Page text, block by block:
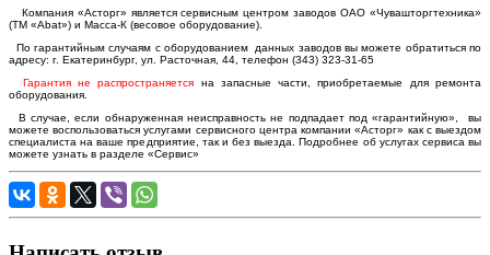
Компания «Асторг» является сервисным центром заводов ОАО «Чувашторгтехника»
(ТМ «Abat») и Масса-К (весовое оборудование).
По гарантийным случаям с оборудованием данных заводов вы можете обратиться по
адресу: г. Екатеринбург, ул. Расточная, 44, телефон (343) 323-31-65
Гарантия не распространяется на запасные части, приобретаемые для ремонта
оборудования.
В случае, если обнаруженная неисправность не подпадает под «гарантийную», вы
можете воспользоваться услугами сервисного центра компании «Асторг» как с выездом
специалиста на ваше предприятие, так и без выезда. Подробнее об услугах сервиса вы
можете узнать в разделе «Сервис»